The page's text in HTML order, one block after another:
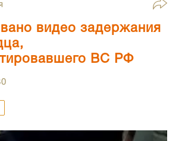
видео задержания
ВС РФ